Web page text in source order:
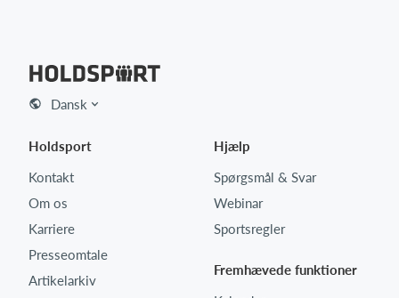
Dansk
Holdsport
Kontakt
Om os
Karriere
Presseomtale
Artikelarkiv
Hjælp
Spørgsmål & Svar
Webinar
Sportsregler
Fremhævede funktioner